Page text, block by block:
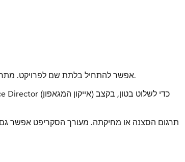
בתוך AI Studio אפשר להתחיל בלתת שם לפרויקט. מתחת לזה תמצא את עורך הסקריפט, שבו כותבים, עורכים ומנהלים את הסצנות. כאן מוסיפים את הסקריפט ובונים את המבנה של הווידאו.